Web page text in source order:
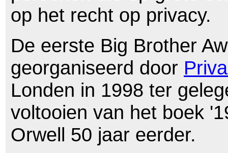
op het recht op privacy.
De eerste Big Brother
georganiseerd door
Londen in 1998 ter
voltooien van het boek
Orwell 50 jaar eerder.